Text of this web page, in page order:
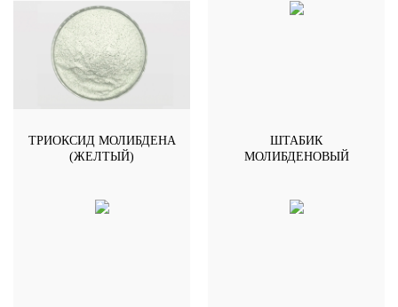
ТРИОКСИД МОЛИБДЕНА
(ЖЕЛТЫЙ)
ШТАБИК
МОЛИБДЕНОВЫЙ